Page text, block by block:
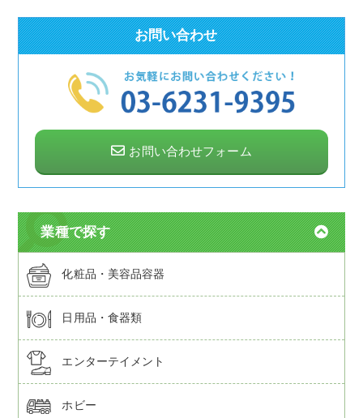
お問い合わせ
お問い合わせフォーム
業種で探す
化粧品・美容品容器
日用品・食器類
エンターテイメント
ホビー